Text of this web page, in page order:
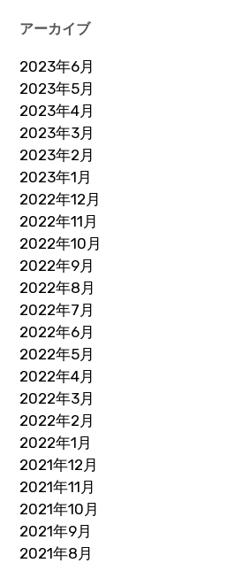
アーカイブ
2023年6月
2023年5月
2023年4月
2023年3月
2023年2月
2023年1月
2022年12月
2022年11月
2022年10月
2022年9月
2022年8月
2022年7月
2022年6月
2022年5月
2022年4月
2022年3月
2022年2月
2022年1月
2021年12月
2021年11月
2021年10月
2021年9月
2021年8月